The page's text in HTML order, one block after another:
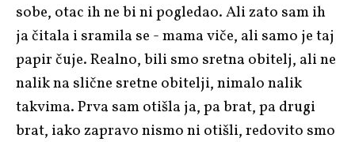
sobe, otac ih ne bi ni pogledao. Ali zato sam ih
ja čitala i sramila se - mama viče, ali samo je taj
papir čuje. Realno, bili smo sretna obitelj, ali ne
nalik na slične sretne obitelji, nimalo nalik
takvima. Prva sam otišla ja, pa brat, pa drugi
brat, iako zapravo nismo ni otišli, redovito smo